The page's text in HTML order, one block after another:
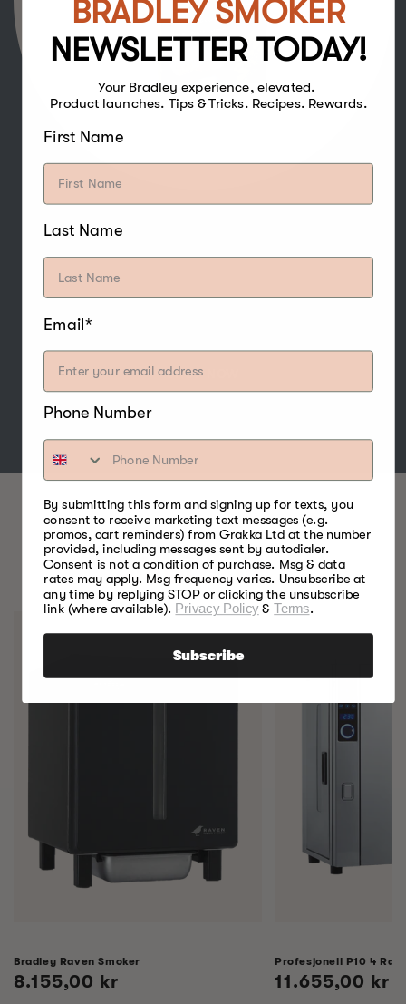
Den sterke og søte smaken av Hickory
Bisquettes gjør den til en av de mer populære
treslagene for røyking, og passer spesielt godt
sammen med fjærfe, storfekjøtt, svinekjøtt,
SHOP NOW
BESTE MATRØYKERE.
NOEN GANG.
Bradley Raven Smoker
Vanlig
8.155,00 kr
Profesjonell P10 4
Vanlig
11.655,00 kr
BRADLEY SMOKER
NEWSLETTER TODAY!
Your Bradley experience, elevated.
Product launches. Tips & Tricks. Recipes. Rewards.
First Name
Last Name
Email*
Phone Number
By submitting this form and signing up for texts, you
consent to receive marketing text messages (e.g.
promos, cart reminders) from Grakka Ltd at the number
provided, including messages sent by autodialer.
Consent is not a condition of purchase. Msg & data
rates may apply. Msg frequency varies. Unsubscribe at
any time by replying STOP or clicking the unsubscribe
link (where available). Privacy Policy&Terms.
Subscribe